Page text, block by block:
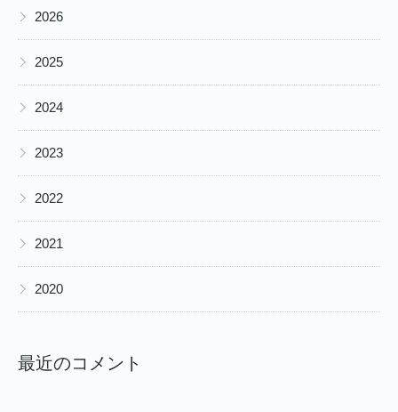
▶ 2026
▶ 2025
▶ 2024
▶ 2023
▶ 2022
▶ 2021
▶ 2020
最近のコメント